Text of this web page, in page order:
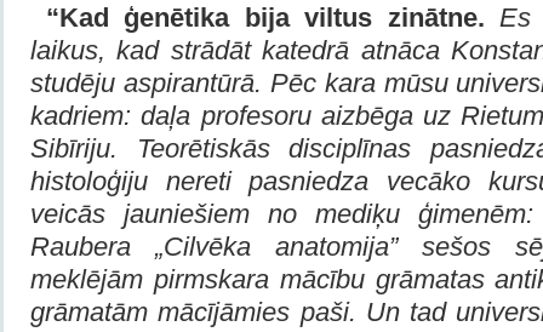
“Kad ģenētika bija viltus zinātne. Es
laikus, kad strādāt katedrā atnāca
studēju aspirantūrā. Pēc kara mūsu
kadriem: daļa profesoru aizbēga uz
Sibīriju. Teorētiskās disciplīnas
histoloģiju nereti pasniedza vecāko
veicās jauniešiem no mediķu
Raubera „Cilvēka anatomija” sešos
meklējām pirmskara mācību grāmatas
grāmatām mācījāmies paši. Un tad